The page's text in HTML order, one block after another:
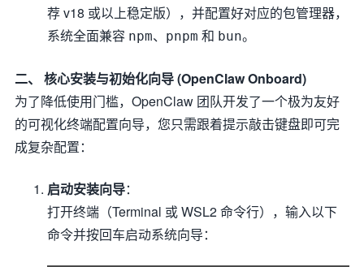
荐 v18 或以上稳定版），并配置好对应的包管理器，
系统全面兼容 npm、 pnpm 和 bun。
二、 核心安装与初始化向导 (OpenClaw Onboard)
为了降低使用门槛，OpenClaw 团队开发了一个极为友好
的可视化终端配置向导，您只需跟着提示敲击键盘即可完
成复杂配置：
启动安装向导：
打开终端（Terminal 或 WSL2 命令行），输入以下
命令并按回车启动系统向导：